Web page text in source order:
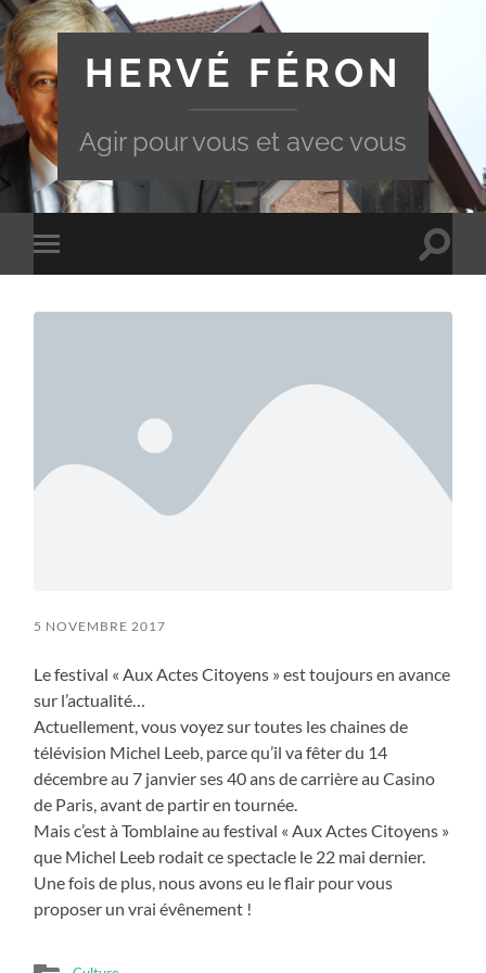
HERVÉ FÉRON
Agir pour vous et avec vous
Toggle
mobile
Toggle
5 NOVEMBRE 2017
Le festival « Aux Actes Citoyens » est toujours en avance
sur l’actualité…
Actuellement, vous voyez sur toutes les chaines de
télévision Michel Leeb, parce qu’il va fêter du 14
décembre au 7 janvier ses 40 ans de carrière au Casino
de Paris, avant de partir en tournée.
Mais c’est à Tomblaine au festival « Aux Actes Citoyens »
que Michel Leeb rodait ce spectacle le 22 mai dernier.
Une fois de plus, nous avons eu le flair pour vous
proposer un vrai évênement !